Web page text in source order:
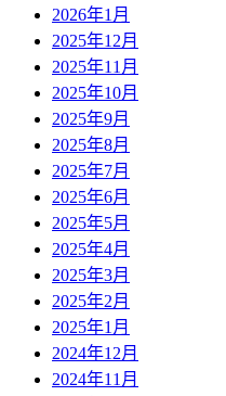
2026年1月
2025年12月
2025年11月
2025年10月
2025年9月
2025年8月
2025年7月
2025年6月
2025年5月
2025年4月
2025年3月
2025年2月
2025年1月
2024年12月
2024年11月